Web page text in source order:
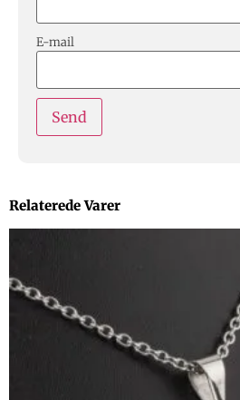
E-mail
Relaterede Varer